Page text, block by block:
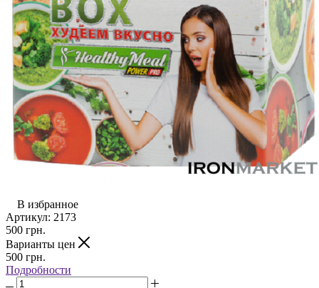
В избранное
Артикул: 2173
500 грн.
Варианты цен
500 грн.
Подробности